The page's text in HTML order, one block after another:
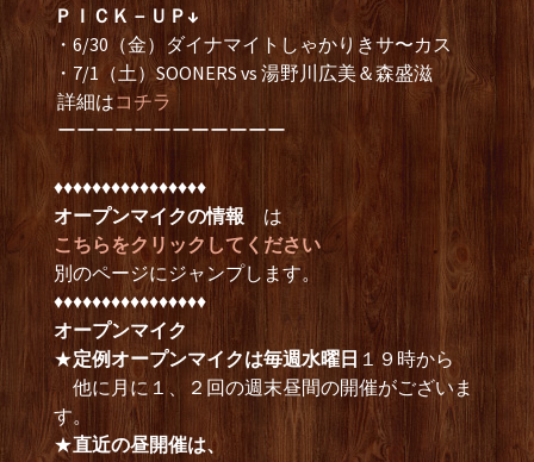
ＰＩＣＫ－ＵＰ↓
・6/30（金）ダイナマイトしゃかりきサ〜カス
・7/1（土）SOONERS vs 湯野川広美＆森盛滋
詳細はコチラ
ーーーーーーーーーーーー
♦︎♦︎♦︎♦︎♦︎♦︎♦︎♦︎♦︎♦︎♦︎♦︎♦︎♦︎♦︎♦︎
オープンマイクの情報 は
こちらをクリックしてください
別のページにジャンプします。
♦︎♦︎♦︎♦︎♦︎♦︎♦︎♦︎♦︎♦︎♦︎♦︎♦︎♦︎♦︎♦︎
オープンマイク
★定例オープンマイクは毎週水曜日 １９時から
他に月に１、２回の週末昼間の開催がございま
す。
★直近の昼開催は、